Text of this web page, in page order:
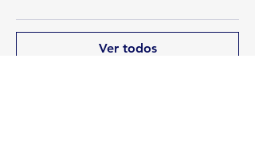
Ver todos